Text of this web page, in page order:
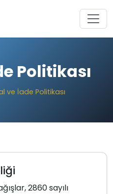
Politikası
ve İade Politikası
2860 sayılı